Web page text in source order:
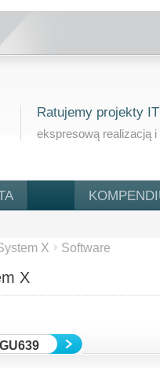
Ratujemy projekty IT
ekspresową realizacją i
X Software
X